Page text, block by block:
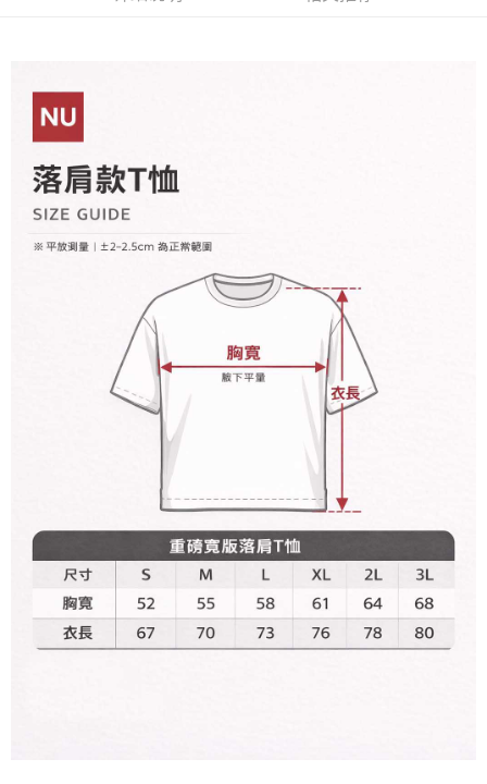
料（包含姓名、电话或地址）提供予台湾大哥大进项收集、处理及利用，由
台湾大哥大与本人进行分期账单所需资料之确认、核对及更正。
3. 完整用户服务条款，请详阅以下链接：
二、付款限制
2. 結帳金額須大於NT$30
3. 目前僅支援台灣會員
「AFTEE先享後付」(下稱本服務)乃由恩沛科技股份有限公司(下稱 AFTEE )
所提供，並由 AFTEE 向您收取款項。因使用本服務所須提供之個人資料(包
含但不限於訂購人姓名、電話，收件人姓名、電話、收件地址)，將交付予
AFTEE 於本服務必要服務範圍內運用。關於 AFTEE 對於個人資料之蒐集、
處理、利用，詳參 AFTEE 官網之『個人資料蒐集、處理及利用告知聲明』
https://aftee.tw/privacypolicy/ ）。
若款項超過繳費期限，將根據當次的金額加收年利率 16% 的逾期滯納金。
未成年的使用者，請事先徵得法定代理人或監護人之同意方可使用
若您對於個人資料之處理、利用有任何疑問，或欲行使相關法律權利，請聯
繫恩沛科技股份有限公司。若您不同意我們將上開所示之個人資料，連同必
要之購買訂單資訊提供予 AFTEE ，或讓 AFTEE 蒐集處理利用您的個人資
料，請勿選用本服務。
每笔NT$60，满NT$899(含以上)免运费
宅配
每笔NT$65，满NT$899(含以上)免运费